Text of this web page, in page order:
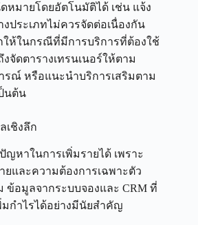
หมายโดยอัตโนมัติได้ เช่น แจ้ง
ประเภทไม่ควรจัดต่อเนื่องกัน
ให้ในกรณีที่มีการบริการที่ต้องใช้
งจัดตารางเทรนเนอร์ให้ตาม
ณ์ หรือแนะนำบริการเสริมตาม
นต้น
เชิงลึก
หาในการเพิ่มรายได้ เพราะ
และความต้องการเฉพาะตัว
ข้อมูลจากระบบจองและ CRM ที่
กำไรได้อย่างมีนัยสำคัญ